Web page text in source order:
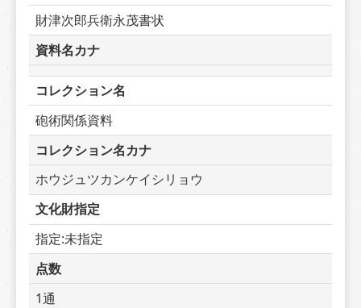
財津次郎兵衛永茂書状
資料名カナ
コレクション名
砲術関係資料
コレクション名カナ
ホウジュツカンケイシリョウ
文化財指定
指定:未指定
点数
1通